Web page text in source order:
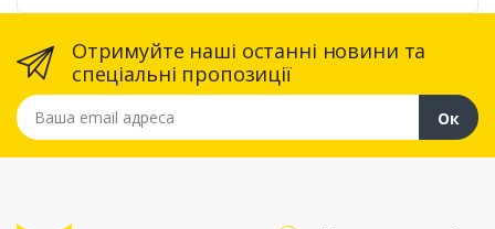
Отримуйте наші останні новини та
спеціальні пропозиції
Ваша email адреса
Ок